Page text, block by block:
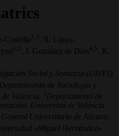
Costolla 1,3 , R. Lucas-
1,2 , J. González de Dios4,5
, R.
Social y Sanitaria (UISYS).
Departamento de Sociología y
València.
3 Departamento de
Universitat de València.
Universitario de Alicante.
«Miguel Hernández».